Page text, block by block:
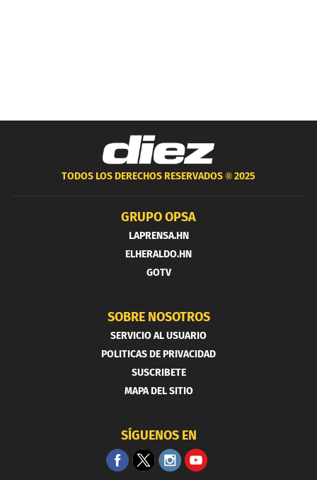
TODOS LOS DERECHOS RESERVADOS ®2025
GRUPO OPSA
LAPRENSA.HN
ELHERALDO.HN
GOTV
SOBRE NOSOTROS
SERVICIO AL USUARIO
POLITICAS DE PRIVACIDAD
SUSCRIBETE
MAPA DEL SITIO
SÍGUENOS EN